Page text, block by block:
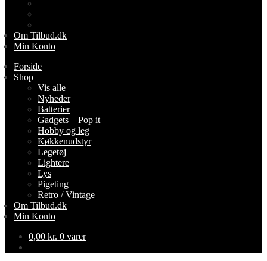
Om Tilbud.dk
Min Konto
Forside
Shop
Vis alle
Nyheder
Batterier
Gadgets – Pop it
Hobby og leg
Køkkenudstyr
Legetøj
Lightere
Lys
Pigeting
Retro / Vintage
Om Tilbud.dk
Min Konto
0,00 kr. 0 varer